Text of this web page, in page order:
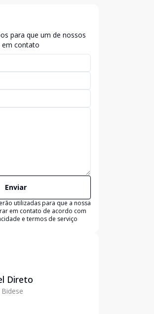
para que um de nossos
em contato
Enviar
utilizadas para que a nossa
em contato de acordo com
e termos de serviço
Direto